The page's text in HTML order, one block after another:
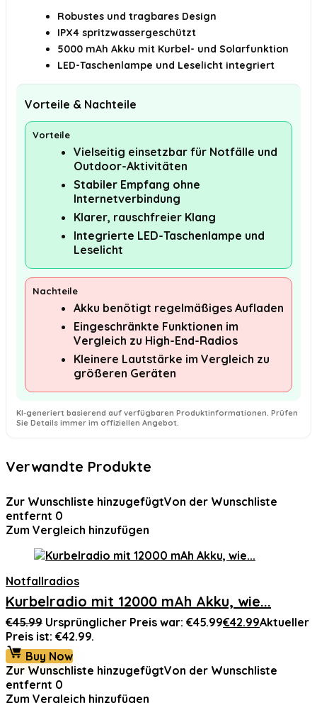
Robustes und tragbares Design
IPX4 spritzwassergeschützt
5000 mAh Akku mit Kurbel- und Solarfunktion
LED-Taschenlampe und Leselicht integriert
Vorteile & Nachteile
Vorteile
Vielseitig einsetzbar für Notfälle und
Outdoor-Aktivitäten
Stabiler Empfang ohne
Internetverbindung
Klarer, rauschfreier Klang
Integrierte LED-Taschenlampe und
Leselicht
Nachteile
Akku benötigt regelmäßiges Aufladen
Eingeschränkte Funktionen im
Vergleich zu High-End-Radios
Kleinere Lautstärke im Vergleich zu
größeren Geräten
KI-generiert basierend auf verfügbaren Produktinformationen. Prüfen
Sie Details immer im offiziellen Angebot.
Verwandte Produkte
Zur Wunschliste hinzugefügtVon der Wunschliste
entfernt 0
Zum Vergleich hinzufügen
Notfallradios
Kurbelradio mit 12000 mAh Akku, wie...
€45.99 Ursprünglicher Preis war: €45.99€42.99Aktueller
Preis ist: €42.99.
Buy Now
Zur Wunschliste hinzugefügtVon der Wunschliste
entfernt 0
Zum Vergleich hinzufügen